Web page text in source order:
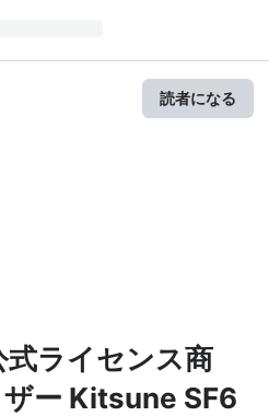
読者になる
式ライセンス商
ー Kitsune SF6